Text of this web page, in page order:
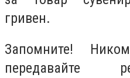
гривен.
Запомните!
передавайте